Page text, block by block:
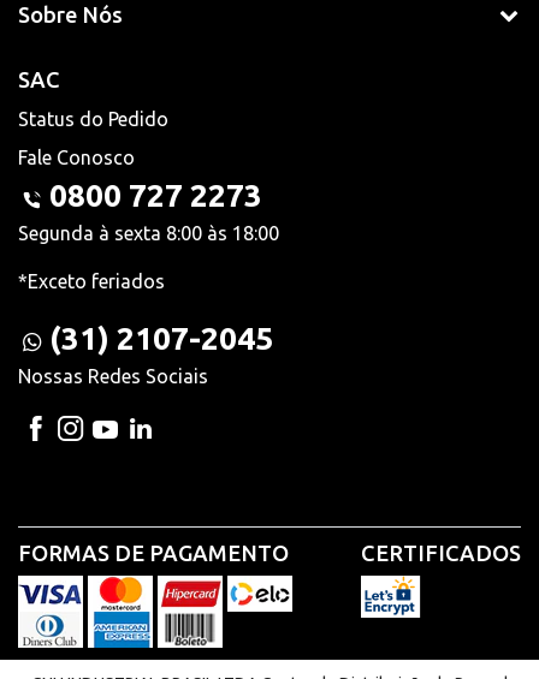
Sobre Nós
SAC
Status do Pedido
Fale Conosco
0800 727 2273
Segunda à sexta 8:00 às 18:00
*Exceto feriados
(31) 2107-2045
Nossas Redes Sociais
FORMAS DE PAGAMENTO CERTIFICADOS